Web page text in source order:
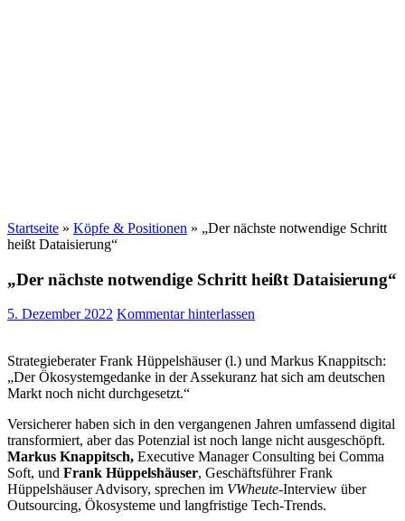
Startseite » Köpfe & Positionen » „Der nächste notwendige Schritt
heißt Dataisierung“
„Der nächste notwendige Schritt heißt Dataisierung“
5. Dezember 2022 Kommentar hinterlassen
Strategieberater Frank Hüppelshäuser (l.) und Markus Knappitsch:
„Der Ökosystemgedanke in der Assekuranz hat sich am deutschen
Markt noch nicht durchgesetzt.“
Versicherer haben sich in den vergangenen Jahren umfassend digital
transformiert, aber das Potenzial ist noch lange nicht ausgeschöpft.
Markus Knappitsch, Executive Manager Consulting bei Comma
Soft, und Frank Hüppelshäuser, Geschäftsführer Frank
Hüppelshäuser Advisory, sprechen im VWheute-Interview über
Outsourcing, Ökosysteme und langfristige Tech-Trends.